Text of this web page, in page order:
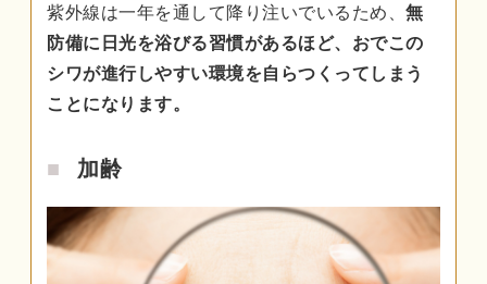
紫外線は一年を通して降り注いでいるため、 無
防備に日光を浴びる習慣があるほど、おでこの
シワが進行しやすい環境を自らつくってしまう
ことになります。
加齢